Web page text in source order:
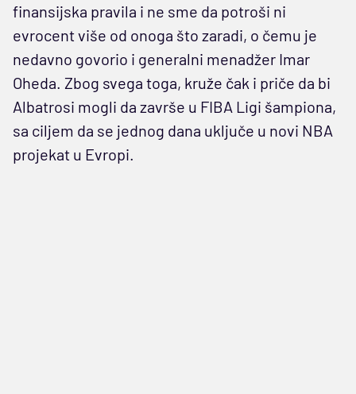
finansijska pravila i ne sme da potroši ni
evrocent više od onoga što zaradi, o čemu je
nedavno govorio i generalni menadžer Imar
Oheda. Zbog svega toga, kruže čak i priče da bi
Albatrosi mogli da završe u FIBA Ligi šampiona,
sa ciljem da se jednog dana uključe u novi NBA
projekat u Evropi.